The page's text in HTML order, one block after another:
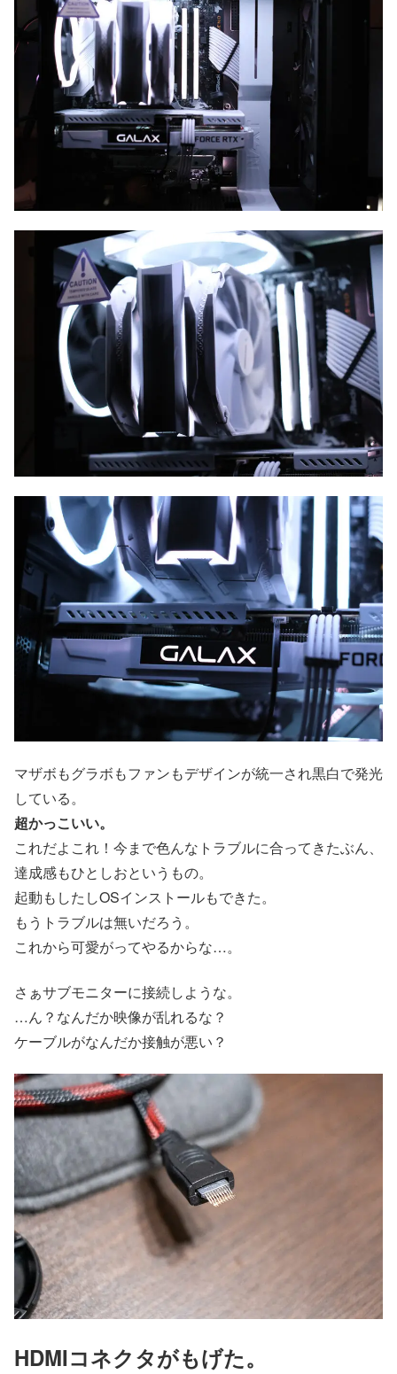
マザボもグラボもファンもデザインが統一され黒白で発光
している。
超かっこいい。
これだよこれ！今まで色んなトラブルに合ってきたぶん、
達成感もひとしおというもの。
起動もしたしOSインストールもできた。
もうトラブルは無いだろう。
これから可愛がってやるからな…。
さぁサブモニターに接続しような。
…ん？なんだか映像が乱れるな？
ケーブルがなんだか接触が悪い？
HDMIコネクタがもげた。